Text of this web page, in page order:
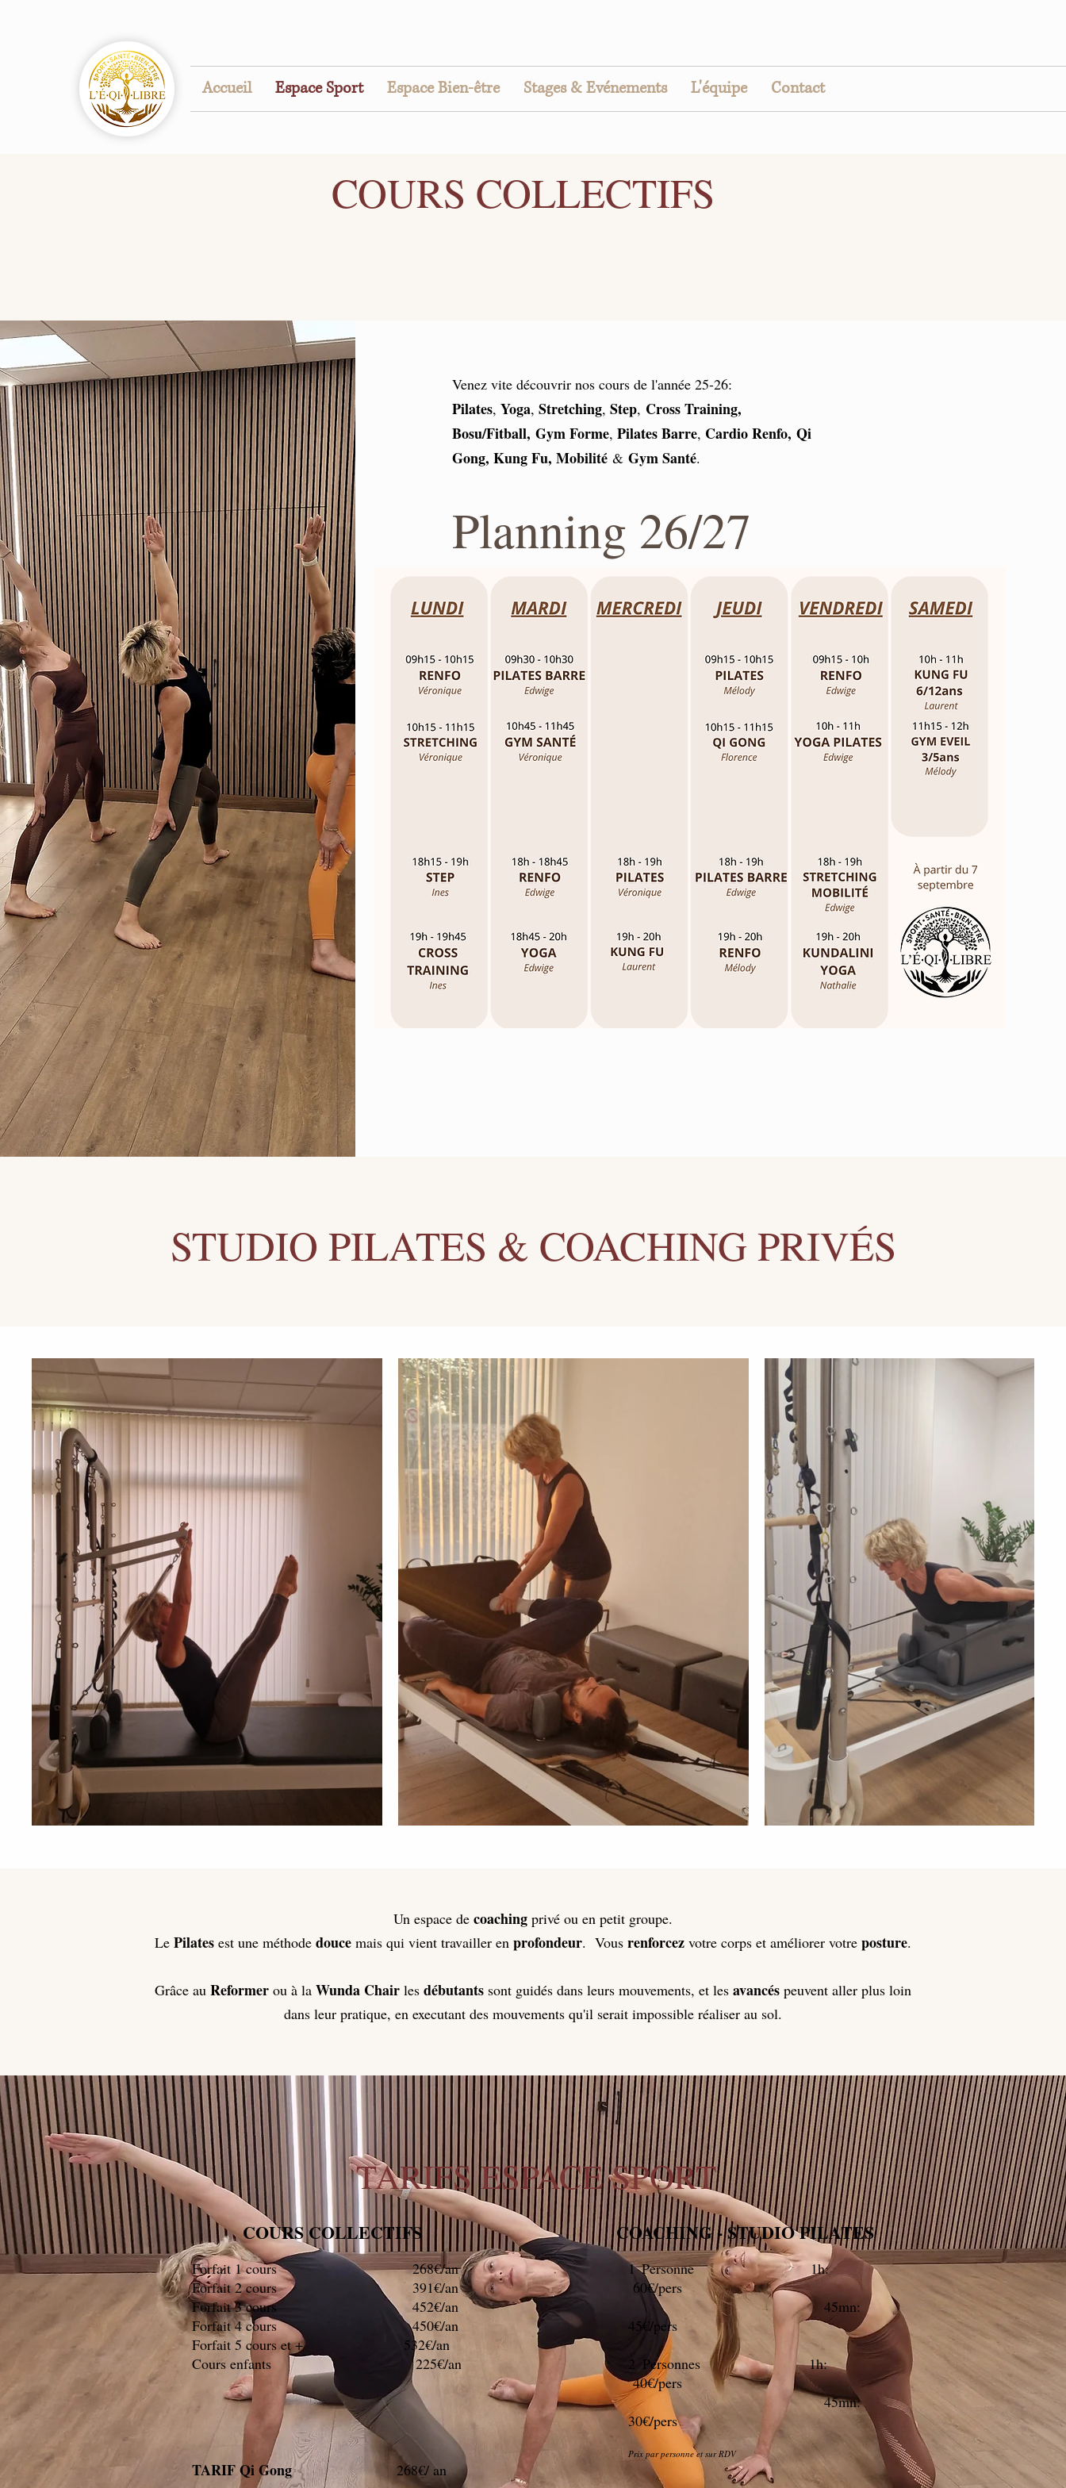
Accueil Espace Sport Espace Bien-être Stages & Evénements L'équipe Contact
COURS COLLECTIFS
Venez vite découvrir nos cours de l'année 25-26:
Pilates, Yoga, Stretching, Step, Cross Training,
Bosu/Fitball, Gym Forme, Pilates Barre, Cardio Renfo, Qi
Gong, Kung Fu, Mobilité & Gym Santé.
Planning 26/27
STUDIO PILATES & COACHING PRIVÉS
Un espace de coaching privé ou en petit groupe.
Le Pilates est une méthode douce mais qui vient travailler en profondeur. Vous renforcez votre corps et améliorer votre posture.
Grâce au Reformer ou à la Wunda Chair les débutants sont guidés dans leurs mouvements, et les avancés peuvent aller plus loin
dans leur pratique, en executant des mouvements qu'il serait impossible réaliser au sol.
TARIFS ESPACE SPORT
COURS COLLECTIFS
Forfait 1 cours 268€/an
Forfait 2 cours 391€/an
Forfait 3 cours 452€/an
Forfait 4 cours 450€/an
Forfait 5 cours et + 532€/an
Cours enfants 225€/an
COACHING - STUDIO PILATES
1 Personne 1h:
60€/pers
45mn:
45€/pers
2 Personnes 1h:
40€/pers
45mn:
30€/pers
Prix par personne et sur RDV
TARIF Qi Gong 268€/ an